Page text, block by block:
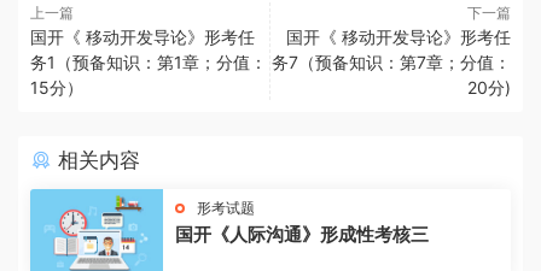
上一篇
国开《 移动开发导论》形考任
务1（预备知识：第1章；分值：
15分）
下一篇
国开《 移动开发导论》形考任
务7（预备知识：第7章；分值：
20分)
相关内容
形考试题
国开《人际沟通》形成性考核三